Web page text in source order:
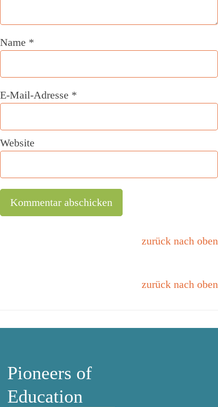
Name *
E-Mail-Adresse *
Website
zurück nach oben
zurück nach oben
Pioneers of
Education